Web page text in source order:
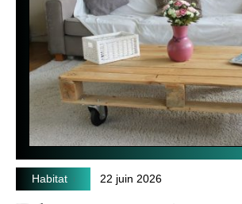
Habitat 22 juin 2026